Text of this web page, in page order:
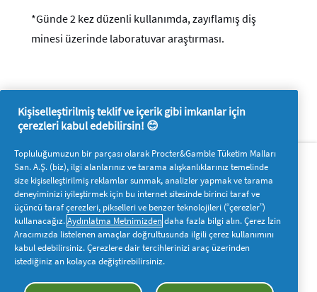
*Günde 2 kez düzenli kullanımda, zayıflamış diş
minesi üzerinde laboratuvar araştırması.
Hakkımızda
P&G'ye ulaşın
Pg.com.tr’yi ziyaret edin
Bizi takip edin
Kişiselleştirilmiş teklif ve içerik gibi imkanlar için
çerezleri kabul edebilirsin! 😊
Topluluğumuzun bir parçası olarak Procter&Gamble Tüketim Malları
San. A.Ş. (biz), ilgi alanlarınız ve tarama alışkanlıklarınız temelinde
size kişiselleştirilmiş reklamlar sunmak, analizler yapmak ve tarama
deneyiminizi iyileştirmek için bu internet sitesinde birinci taraf ve
üçüncü taraf çerezleri, pikselleri ve benzer teknolojileri (“çerezler”)
kullanacağız.Aydınlatma Metnimizdendaha fazla bilgi alın. Çerez İzin
Aracımızda listelenen amaçlar doğrultusunda ilgili çerez kullanımını
kabul edebilirsiniz. Çerezlere dair tercihlerinizi araç üzerinden
istediğiniz an kolayca değiştirebilirsiniz.